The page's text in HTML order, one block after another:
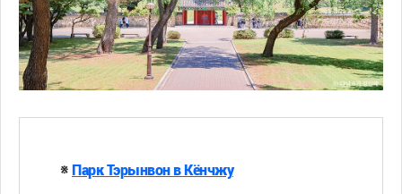
※Парк Тэрынвон в Кёнчжу